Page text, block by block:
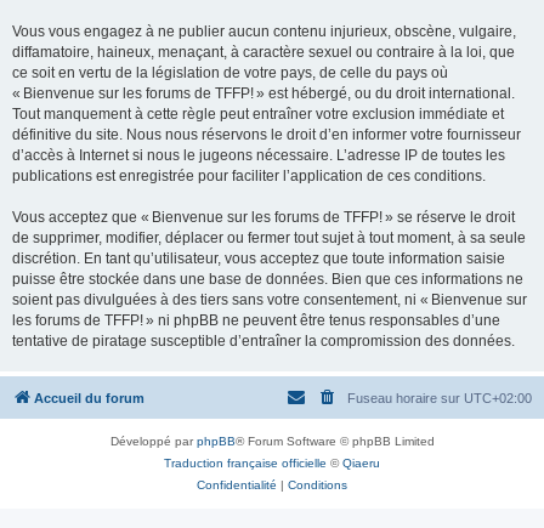
Vous vous engagez à ne publier aucun contenu injurieux, obscène, vulgaire,
diffamatoire, haineux, menaçant, à caractère sexuel ou contraire à la loi, que
ce soit en vertu de la législation de votre pays, de celle du pays où
« Bienvenue sur les forums de TFFP! » est hébergé, ou du droit international.
Tout manquement à cette règle peut entraîner votre exclusion immédiate et
définitive du site. Nous nous réservons le droit d’en informer votre fournisseur
d’accès à Internet si nous le jugeons nécessaire. L’adresse IP de toutes les
publications est enregistrée pour faciliter l’application de ces conditions.
Vous acceptez que « Bienvenue sur les forums de TFFP! » se réserve le droit
de supprimer, modifier, déplacer ou fermer tout sujet à tout moment, à sa seule
discrétion. En tant qu’utilisateur, vous acceptez que toute information saisie
puisse être stockée dans une base de données. Bien que ces informations ne
soient pas divulguées à des tiers sans votre consentement, ni « Bienvenue sur
les forums de TFFP! » ni phpBB ne peuvent être tenus responsables d’une
tentative de piratage susceptible d’entraîner la compromission des données.
Accueil du forum Fuseau horaire sur UTC+02:00
Développé parphpBB® Forum Software © phpBB Limited
Traduction française officielle ©Qiaeru
Confidentialité | Conditions